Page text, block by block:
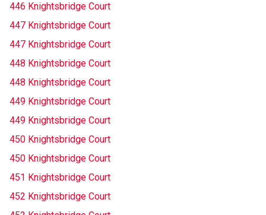
446 Knightsbridge Court
447 Knightsbridge Court
447 Knightsbridge Court
448 Knightsbridge Court
448 Knightsbridge Court
449 Knightsbridge Court
449 Knightsbridge Court
450 Knightsbridge Court
450 Knightsbridge Court
451 Knightsbridge Court
452 Knightsbridge Court